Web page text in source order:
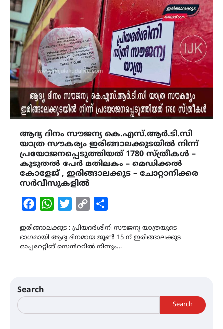
ആദ്യ ദിനം സൗജന്യ കെ.എസ്.ആർ.ടി.സി
യാത്ര സൗകര്യം ഇരിങ്ങാലക്കുടയിൽ നിന്ന്
പ്രയോജനപ്പെടുത്തിയത് 1780 സ്ത്രീകൾ –
കൂടുതൽ പേർ മതിലകം – മെഡിക്കൽ
കോളേജ് , ഇരിങ്ങാലക്കുട – ചോറ്റാനിക്കര
സർവീസുകളിൽ
FacebookWhatsAppTwitterCopy
ഇരിങ്ങാലക്കുട : പ്രിയദർശിനി സൗജന്യ യാത്രയുടെ
ഭാഗമായി ആദ്യ ദിനമായ ജൂൺ 15 ന് ഇരിങ്ങാലക്കുട
ഓപ്പറേറ്റിങ് സെൻററിൽ നിന്നും…
Search
Search